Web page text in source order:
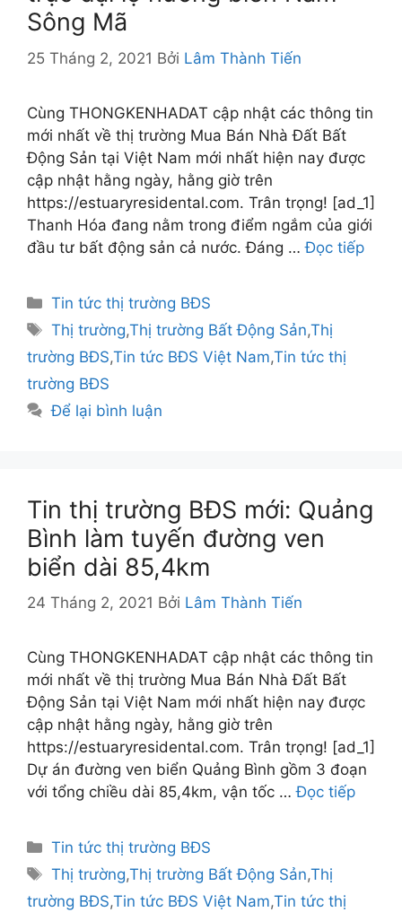
Sông Mã
25 Tháng 2, 2021 Bởi Lâm Thành Tiến
Cùng THONGKENHADAT cập nhật các thông tin
mới nhất về thị trường Mua Bán Nhà Đất Bất
Động Sản tại Việt Nam mới nhất hiện nay được
cập nhật hằng ngày, hằng giờ trên
https://estuaryresidental.com. Trân trọng! [ad_1]
Thanh Hóa đang nằm trong điểm ngắm của giới
đầu tư bất động sản cả nước. Đáng …Đọc tiếp
Danh
mục
Tin tức thị trường BĐS
Thẻ
Thị trường,Thị trường Bất Động Sản,Thị
trường BĐS,Tin tức BĐS Việt Nam,Tin tức thị
trường BĐS
Để lại bình luận
Tin thị trường BĐS mới: Quảng
Bình làm tuyến đường ven
biển dài 85,4km
24 Tháng 2, 2021 Bởi Lâm Thành Tiến
Cùng THONGKENHADAT cập nhật các thông tin
mới nhất về thị trường Mua Bán Nhà Đất Bất
Động Sản tại Việt Nam mới nhất hiện nay được
cập nhật hằng ngày, hằng giờ trên
https://estuaryresidental.com. Trân trọng! [ad_1]
Dự án đường ven biển Quảng Bình gồm 3 đoạn
với tổng chiều dài 85,4km, vận tốc …Đọc tiếp
Danh
mục
Tin tức thị trường BĐS
Thẻ
Thị trường,Thị trường Bất Động Sản,Thị
trường BĐS,Tin tức BĐS Việt Nam,Tin tức thị